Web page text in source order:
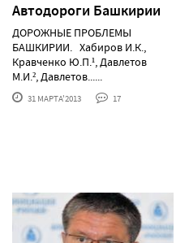
Автодороги Башкирии
ДОРОЖНЫЕ ПРОБЛЕМЫ
БАШКИРИИ. Хабиров И.К.,
Кравченко Ю.П.¹, Давлетов
М.И.², Давлетов......
31 МАРТА'2013 17